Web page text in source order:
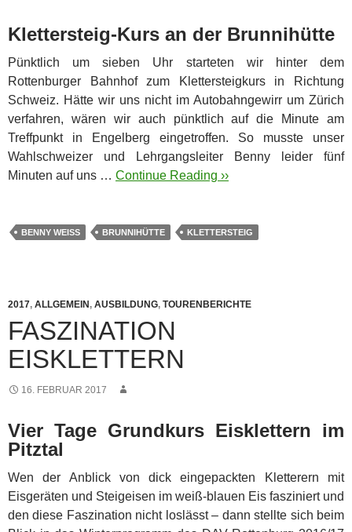
Klettersteig-Kurs an der Brunnihütte
Pünktlich um sieben Uhr starteten wir hinter dem
Rottenburger Bahnhof zum Klettersteigkurs in Richtung
Schweiz. Hätte wir uns nicht im Autobahngewirr um Zürich
verfahren, wären wir auch pünktlich auf die Minute am
Treffpunkt in Engelberg eingetroffen. So musste unser
Wahlschweizer und Lehrgangsleiter Benny leider fünf
Minuten auf uns … Continue Reading ››
BENNY WEISS BRUNNIHÜTTE KLETTERSTEIG
2017, ALLGEMEIN, AUSBILDUNG, TOURENBERICHTE
FASZINATION
EISKLETTERN
16. FEBRUAR 2017
Vier Tage Grundkurs Eisklettern im
Pitztal
Wen der Anblick von dick eingepackten Kletterern mit
Eisgeräten und Steigeisen im weiß-blauen Eis fasziniert und
den diese Faszination nicht loslässt – dann stellte sich beim